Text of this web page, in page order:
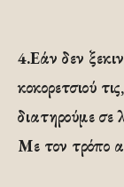
4.Εάν δεν
κοκορετσιού
διατηρούμε σε
Με τον τρόπο